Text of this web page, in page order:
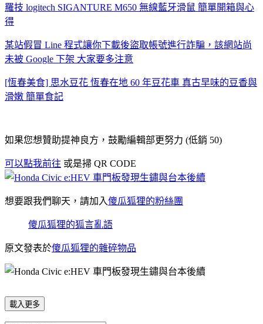
羅技 logitech SIGANTURE M650 無線藍牙滑鼠 簡單開箱與心
得
某站假冒 Line 程式讓你下載後盜取帳號進行詐騙，該網站尚
未被 Google 下架 大家要多注意
[恆春美食] 思水豆花 恆春在地 60 年豆花車 真古早味的豆香與
滑嫩 簡單食記
如果您想贊助提神良方，鼓勵編輯部更努力 (低銷 50)
可以點我前往 或是掃 QR CODE
想要跟我們聊天，請加入傻瓜狐狸的粉絲團
傻瓜狐狸的狐言亂語
原文發表於傻瓜狐狸的雜碎物品
載入更多